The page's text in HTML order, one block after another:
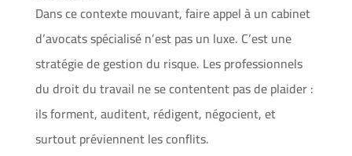
Dans ce contexte mouvant, faire appel à un cabinet
d’avocats spécialisé n’est pas un luxe. C’est une
stratégie de gestion du risque. Les professionnels
du droit du travail ne se contentent pas de plaider :
ils forment, auditent, rédigent, négocient, et
surtout préviennent les conflits.